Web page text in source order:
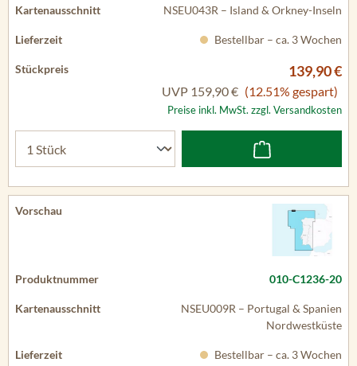
NSEU043R – Island & Orkney-Inseln
Bestellbar – ca. 3 Wochen
139,90 €
UVP 159,90 € (12.51% gespart)
Preise inkl. MwSt. zzgl. Versandkosten
010-C1236-20
NSEU009R – Portugal & Spanien
Nordwestküste
Bestellbar – ca. 3 Wochen